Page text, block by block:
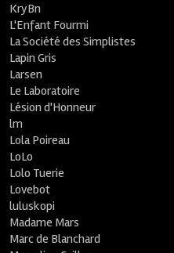
KryBn
L'Enfant Fourmi
La Société des Simplistes
Lapin Gris
Larsen
Le Laboratoire
Lésion d'Honneur
lm
Lola Poireau
LoLo
Lolo Tuerie
Lovebot
luluskopi
Madame Mars
Marc de Blanchard